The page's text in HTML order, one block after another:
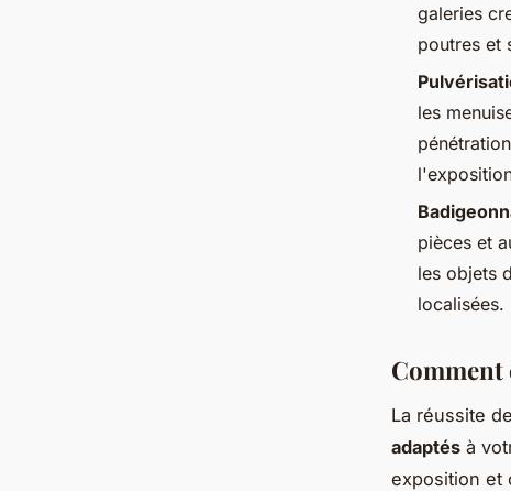
galeries
poutres et
les
pièces et
les objets
localisées.
Comment
La réussite
adaptés à
exposition et